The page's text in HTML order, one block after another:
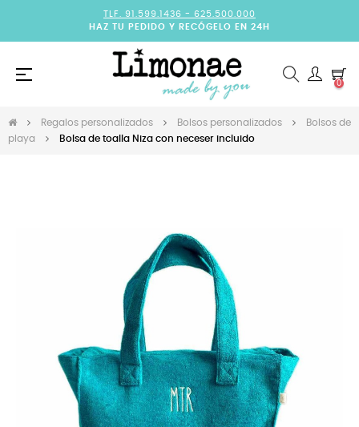
TLF. 91.599.1436 - 625.500.000
HAZ TU PEDIDO Y RECÓGELO EN 24H
Navegación
☰
0
Regalos personalizados Bolsos personalizados
Bolsos de
playa
Bolsa de toalla Niza con neceser incluido